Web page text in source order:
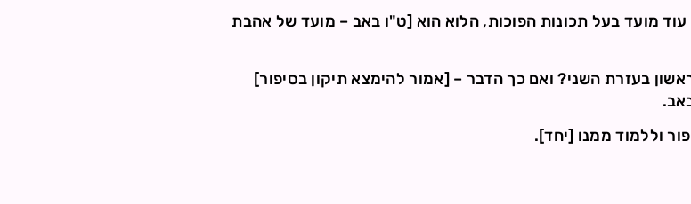
מועד בעל תכונות הפוכות, הלוא הוא [ט"ו באב – מועד של אהבת
בעזרת השני? ואם כך הדבר – [אמור להימצא תיקון בסיפור]
וללמוד ממנו [יחד].